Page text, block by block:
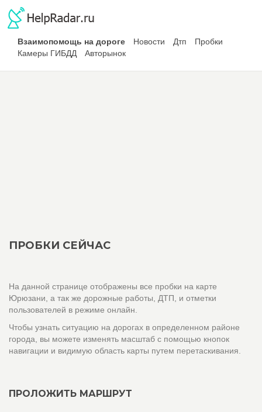
Взаимопомощь на дороге Новости Дтп
Пробки
Камеры ГИБДД
Авторынок
ПРОБКИ СЕЙЧАС
На данной странице отображены все пробки на карте
Юрюзани, а так же дорожные работы, ДТП, и отметки
пользователей в режиме онлайн.
Чтобы узнать ситуацию на дорогах в определенном районе
города, вы можете изменять масштаб с помощью кнопок
навигации и видимую область карты путем перетаскивания.
ПРОЛОЖИТЬ МАРШРУТ